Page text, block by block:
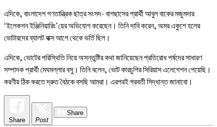
এদিকে, বাংলাদেশ গণতান্ত্রিক ছাত্র সংসদ- বাগছাসের প্রার্থী আবুল বাকের মজুমদার
‘ইলেকশন ইঞ্জিনিয়ারিং’য়ের অভিযোগ করেছেন। তিনি দাবি করেন, অমর একুশে হলের
ভোটারদের ব্যালট বাক্স আগে থেকে ভর্তি ছিল।
এদিকে, ভোটের পরিস্থিতি নিয়ে অসন্তুষ্টির কথা জানিয়েছেন প্রতিরোধ পর্ষদের সাধারণ
সম্পাদক প্রার্থী মেঘমল্লার বসু। তিনি বলেন, ভোট কারচুপির সিরিয়াস এলেগেশন পেয়েছি।
করণীয় ঠিক করতে দ্রুত বৈঠকে বসছি আমরা। এরপরই পরবর্তী সিদ্ধান্ত জানাবো।
Share Post
Share